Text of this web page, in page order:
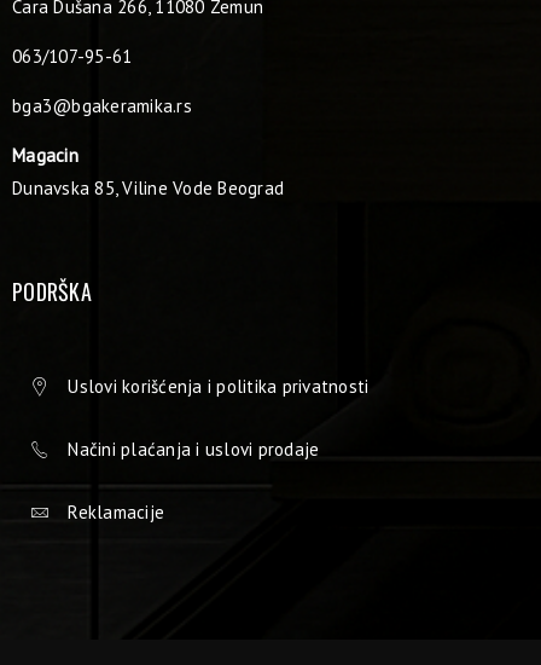
Cara Dušana 266, 11080 Zemun
063/107-95-61
bga3@bgakeramika.rs
Magacin
Dunavska 85, Viline Vode Beograd
PODRŠKA
Uslovi korišćenja i politika privatnosti
Načini plaćanja i uslovi prodaje
Reklamacije